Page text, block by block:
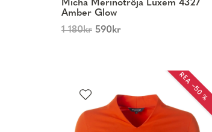
Micha Merinotröja Luxem 4327
Amber Glow
1 180kr 590kr
REA −50 %